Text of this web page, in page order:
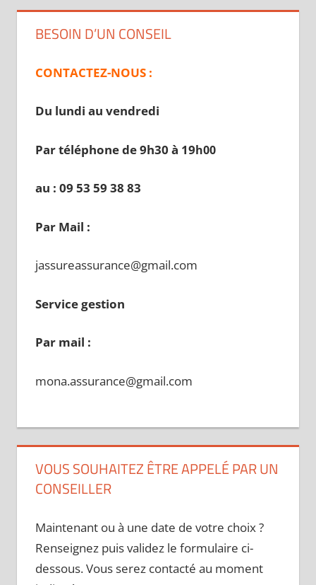
BESOIN D’UN CONSEIL
CONTACTEZ-NOUS :
Du lundi au vendredi
Par téléphone de 9h30 à 19h00
au : 09 53 59 38 83
Par Mail :
jassureassurance@gmail.com
Service gestion
Par mail :
mona.assurance@gmail.com
VOUS SOUHAITEZ ÊTRE APPELÉ PAR UN
CONSEILLER
Maintenant ou à une date de votre choix ?
Renseignez puis validez le formulaire ci-
dessous. Vous serez contacté au moment